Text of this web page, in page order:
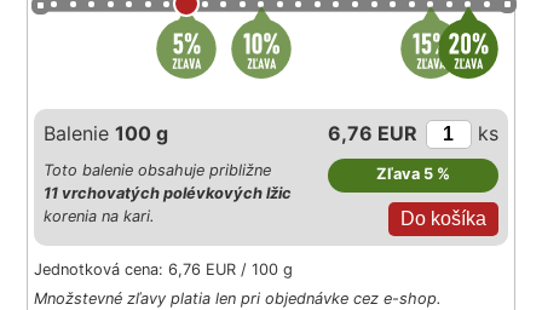
Balenie100 g 6,76 EUR ks
Zľava 5 %
Toto balenie obsahuje približne
11 vrchovatých polévkových lžic
korenia na kari.
Jednotková cena: 6,76 EUR / 100 g
Množstevné zľavy platia len pri objednávke cez e-shop.